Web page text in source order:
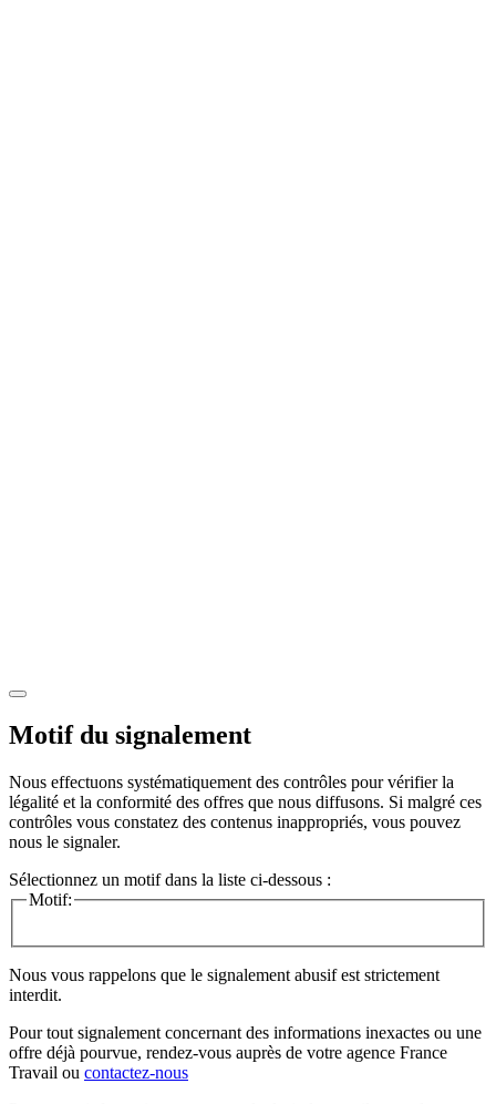
Motif du signalement
Nous effectuons systématiquement des contrôles pour vérifier la
légalité et la conformité des offres que nous diffusons. Si malgré ces
contrôles vous constatez des contenus inappropriés, vous pouvez
nous le signaler.
Sélectionnez un motif dans la liste ci-dessous :
Motif:
Nous vous rappelons que le signalement abusif est strictement
interdit.
Pour tout signalement concernant des informations inexactes ou une
offre déjà pourvue, rendez-vous auprès de votre agence France
Travail ou contactez-nous